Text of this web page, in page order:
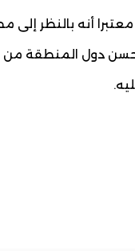
معتبرا أنه بالنظر
أحسن دول